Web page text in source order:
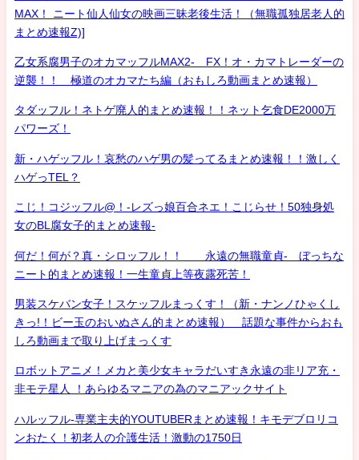
MAX！ ニート仙人仙女の映画三昧老後生活！（無職孤独居老人的
まとめ速報Z)]
乙女系腐男子のオカマッフルMAX2- FX！オ・カマトレーダーの
逆襲！！ 極道のオカマたち編（おもしろ動画まとめ速報）
タダッフル！ネトゲ廃人的まとめ速報！！ネット乞食DE2000万
パワーズ！
新・ハゲッフル！哀愁のハゲ男の髪ってるまとめ速報！！激しく
ハゲっTEL？
こじ！コジッフル@！-レズっ娘百合ネエ！こじらせ！50独身処
女のBL腐女子的まとめ速報-
何だ！何が？真・シロッフル！！ 永遠の無職童貞- ぼっちな
ニート的まとめ速報！一生童貞上等夜露死苦！
男装スケバン女子！スケッフルまっくす！（新・ナンノひゃくし
きっ!！ビー玉のおいぬさん的まとめ速報） 話題な事件からおも
しろ動画まで取り上げまっくす
ロボットアニメ！メカと美少女キャラだいすき永遠の非リア充・
非モテ星人 ！あらゆるマニアの為のマニアックサイト
ハルッフル-専業主夫的YOUTUBERまとめ速報！キモデブロリコ
ンおたく！初老人の介護生活！激動の1750日